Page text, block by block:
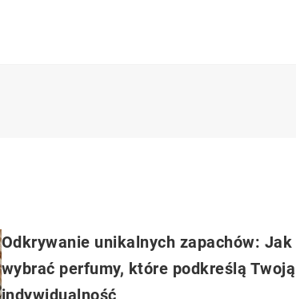
Odkrywanie unikalnych zapachów: Jak
wybrać perfumy, które podkreślą Twoją
indywidualność